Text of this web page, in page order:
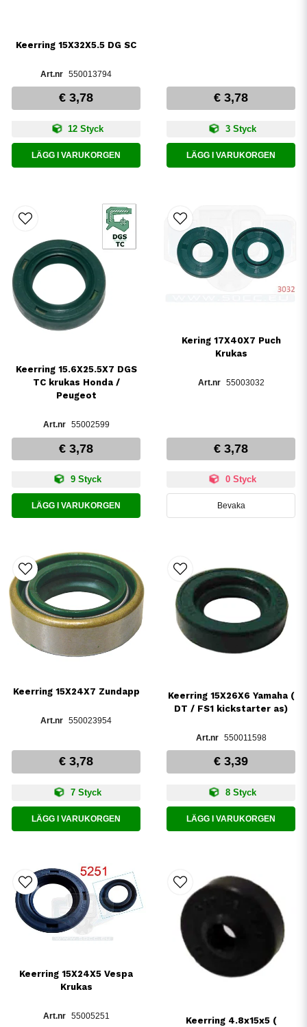
Keerring 15X32X5.5 DG SC
550013794
€ 3,78
12 Styck
LÄGG I VARUKORGEN
€ 3,78
3 Styck
LÄGG I VARUKORGEN
Keerring 15.6X25.5X7 DGS
TC krukas Honda /
Peugeot
55002599
€ 3,78
9 Styck
LÄGG I VARUKORGEN
Kering 17X40X7 Puch
Krukas
55003032
€ 3,78
0 Styck
Bevaka
Keerring 15X24X7 Zundapp
550023954
€ 3,78
7 Styck
LÄGG I VARUKORGEN
Keerring 15X26X6 Yamaha (
DT / FS1 kickstarter as)
550011598
€ 3,39
8 Styck
LÄGG I VARUKORGEN
Keerring 15X24X5 Vespa
Krukas
55005251
Keerring 4.8x15x5 (